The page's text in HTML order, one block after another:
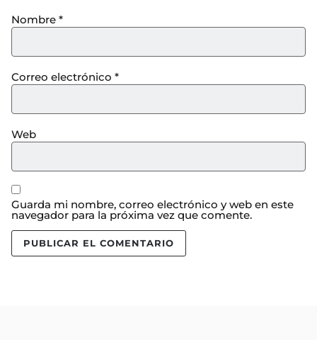
Nombre *
Correo electrónico *
Web
Guarda mi nombre, correo electrónico y web en este
navegador para la próxima vez que comente.